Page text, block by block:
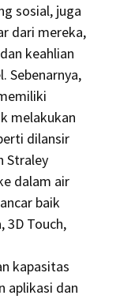
sosial, juga
dari mereka,
keahlian
Sebenarnya,
melakukan
dilansir
Straley
dalam air
baik
3D Touch,
kapasitas
aplikasi dan